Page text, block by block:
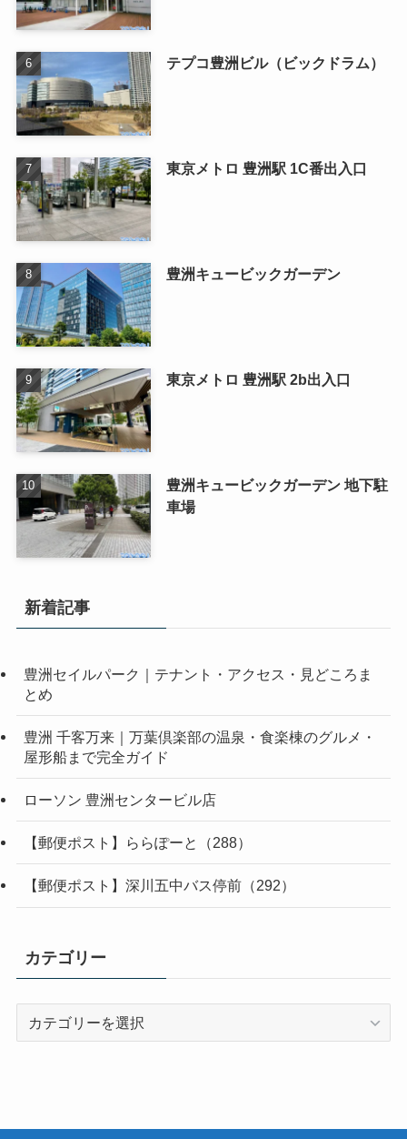
テプコ豊洲ビル（ビックドラム）
東京メトロ 豊洲駅 1C番出入口
豊洲キュービックガーデン
東京メトロ 豊洲駅 2b出入口
豊洲キュービックガーデン 地下駐
車場
新着記事
豊洲セイルパーク｜テナント・アクセス・見どころま
とめ
豊洲 千客万来｜万葉倶楽部の温泉・食楽棟のグルメ・
屋形船まで完全ガイド
ローソン 豊洲センタービル店
【郵便ポスト】ららぽーと（288）
【郵便ポスト】深川五中バス停前（292）
カテゴリー